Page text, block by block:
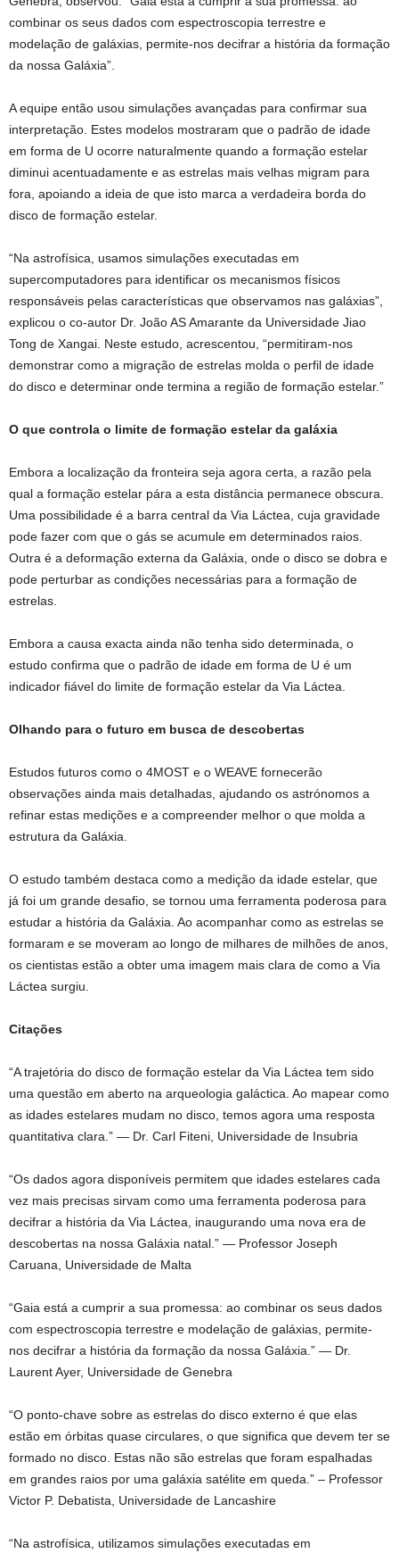
combinar os seus dados com espectroscopia terrestre e
modelação de galáxias, permite-nos decifrar a história da formação
da nossa Galáxia”.
A equipe então usou simulações avançadas para confirmar sua
interpretação. Estes modelos mostraram que o padrão de idade
em forma de U ocorre naturalmente quando a formação estelar
diminui acentuadamente e as estrelas mais velhas migram para
fora, apoiando a ideia de que isto marca a verdadeira borda do
disco de formação estelar.
“Na astrofísica, usamos simulações executadas em
supercomputadores para identificar os mecanismos físicos
responsáveis ​​pelas características que observamos nas galáxias”,
explicou o co-autor Dr. João AS Amarante da Universidade Jiao
Tong de Xangai. Neste estudo, acrescentou, “permitiram-nos
demonstrar como a migração de estrelas molda o perfil de idade
do disco e determinar onde termina a região de formação estelar.”
O que controla o limite de formação estelar da galáxia
Embora a localização da fronteira seja agora certa, a razão pela
qual a formação estelar pára a esta distância permanece obscura.
Uma possibilidade é a barra central da Via Láctea, cuja gravidade
pode fazer com que o gás se acumule em determinados raios.
Outra é a deformação externa da Galáxia, onde o disco se dobra e
pode perturbar as condições necessárias para a formação de
estrelas.
Embora a causa exacta ainda não tenha sido determinada, o
estudo confirma que o padrão de idade em forma de U é um
indicador fiável do limite de formação estelar da Via Láctea.
Olhando para o futuro em busca de descobertas
Estudos futuros como o 4MOST e o WEAVE fornecerão
observações ainda mais detalhadas, ajudando os astrónomos a
refinar estas medições e a compreender melhor o que molda a
estrutura da Galáxia.
O estudo também destaca como a medição da idade estelar, que
já foi um grande desafio, se tornou uma ferramenta poderosa para
estudar a história da Galáxia. Ao acompanhar como as estrelas se
formaram e se moveram ao longo de milhares de milhões de anos,
os cientistas estão a obter uma imagem mais clara de como a Via
Láctea surgiu.
Citações
“A trajetória do disco de formação estelar da Via Láctea tem sido
uma questão em aberto na arqueologia galáctica. Ao mapear como
as idades estelares mudam no disco, temos agora uma resposta
quantitativa clara.” — Dr. Carl Fiteni, Universidade de Insubria
“Os dados agora disponíveis permitem que idades estelares cada
vez mais precisas sirvam como uma ferramenta poderosa para
decifrar a história da Via Láctea, inaugurando uma nova era de
descobertas na nossa Galáxia natal.” — Professor Joseph
Caruana, Universidade de Malta
“Gaia está a cumprir a sua promessa: ao combinar os seus dados
com espectroscopia terrestre e modelação de galáxias, permite-
nos decifrar a história da formação da nossa Galáxia.” — Dr.
Laurent Ayer, Universidade de Genebra
“O ponto-chave sobre as estrelas do disco externo é que elas
estão em órbitas quase circulares, o que significa que devem ter se
formado no disco. Estas não são estrelas que foram espalhadas
em grandes raios por uma galáxia satélite em queda.” – Professor
Victor P. Debatista, Universidade de Lancashire
“Na astrofísica, utilizamos simulações executadas em